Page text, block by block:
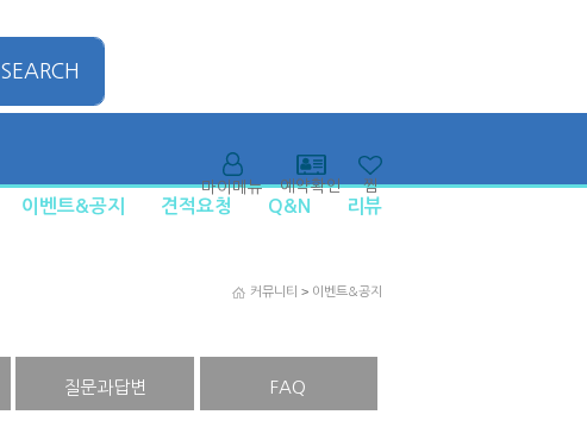
SEARCH
마이메뉴 예약확인 찜
이벤트&공지 견적요청 Q&N 리뷰
커뮤니티 > 이벤트&공지
질문과답변 FAQ